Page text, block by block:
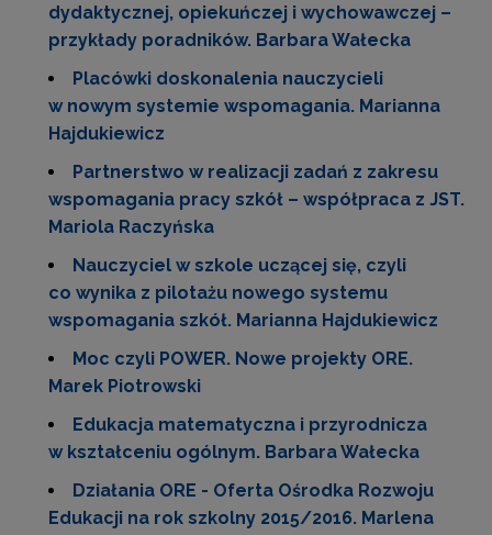
dydaktycznej, opiekuńczej i wychowawczej –
przykłady poradników. Barbara Wałecka
Placówki doskonalenia nauczycieli
w nowym systemie wspomagania. Marianna
Hajdukiewicz
Partnerstwo w realizacji zadań z zakresu
wspomagania pracy szkół – współpraca z JST.
Mariola Raczyńska
Nauczyciel w szkole uczącej się, czyli
co wynika z pilotażu nowego systemu
wspomagania szkół. Marianna Hajdukiewicz
Moc czyli POWER. Nowe projekty ORE.
Marek Piotrowski
Edukacja matematyczna i przyrodnicza
w kształceniu ogólnym. Barbara Wałecka
Działania ORE - Oferta Ośrodka Rozwoju
Edukacji na rok szkolny 2015/2016. Marlena